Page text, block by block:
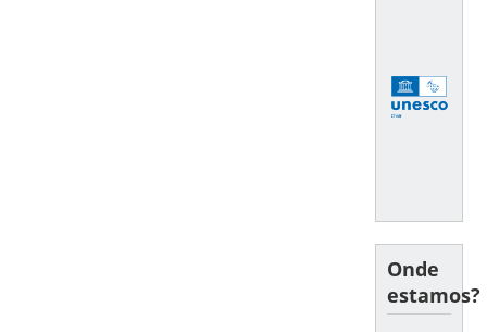
Onde
estamos?